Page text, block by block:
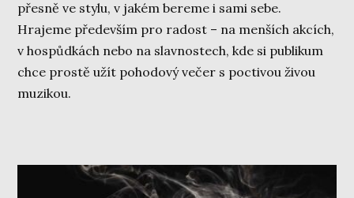
přesně ve stylu, v jakém bereme i sami sebe.
Hrajeme především pro radost – na menších akcích,
v hospůdkách nebo na slavnostech, kde si publikum
chce prostě užít pohodový večer s poctivou živou
muzikou.